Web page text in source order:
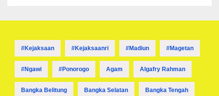
#kejaksaan #kejaksaanri #madiun #magetan
#ngawi #ponorogo Agam Algafry Rahman
Bangka Belitung Bangka Selatan Bangka Tengah